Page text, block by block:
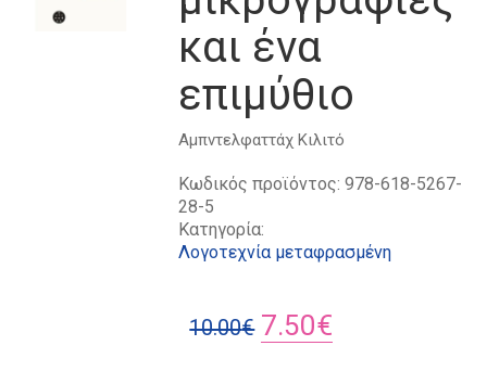
και ένα
επιμύθιο
Αμπντελφαττάχ Κιλιτό
Κωδικός προϊόντος:978-618-5267-
28-5
Κατηγορία:
Λογοτεχνία μεταφρασμένη
10.00€ Original
7.50€